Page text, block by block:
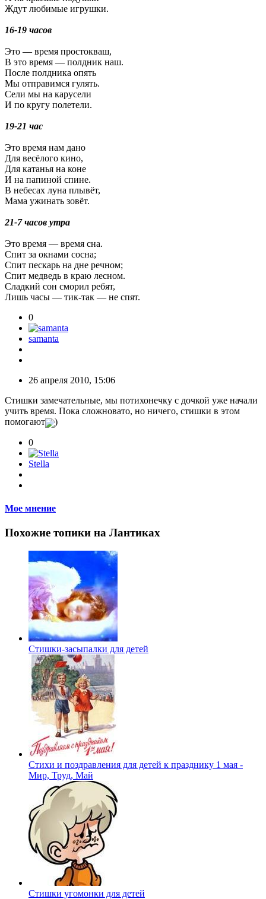
Ждут любимые игрушки.
16-19 часов
Это — время простокваш,
В это время — полдник наш.
После полдника опять
Мы отправимся гулять.
Сели мы на карусели
И по кругу полетели.
19-21 час
Это время нам дано
Для весёлого кино,
Для катанья на коне
И на папиной спине.
В небесах луна плывёт,
Мама ужинать зовёт.
21-7 часов утра
Это время — время сна.
Спит за окнами сосна;
Спит пескарь на дне речном;
Спит медведь в краю лесном.
Сладкий сон сморил ребят,
Лишь часы — тик-так — не спят.
0
samanta
26 апреля 2010, 15:06
Стишки замечательные, мы потихонечку с дочкой уже начали
учить время. Пока сложновато, но ничего, стишки в этом
помогают
)
0
Stella
Мое мнение
Похожие топики на Лантиках
Стишки-засыпалки для детей
Cтихи и поздравления для детей к празднику 1 мая -
Мир, Труд, Май
Стишки угомонки для детей